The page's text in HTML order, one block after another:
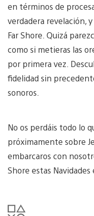
en términos de
verdadera revelación,
Far Shore. Quizá
como si metieras las
por primera vez.
fidelidad sin
sonoros.
No os perdáis todo lo
próximamente sobre
embarcaros con
Shore estas Navidades